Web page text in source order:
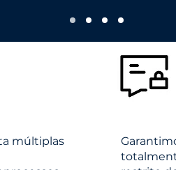
the compliance
múltiplas